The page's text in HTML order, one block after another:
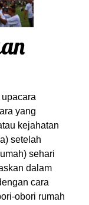
yang
kejahatan
setelah
sehari
dalam
cara
obori rumah